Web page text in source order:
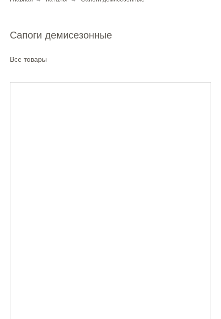
Сапоги демисезонные
Все товары